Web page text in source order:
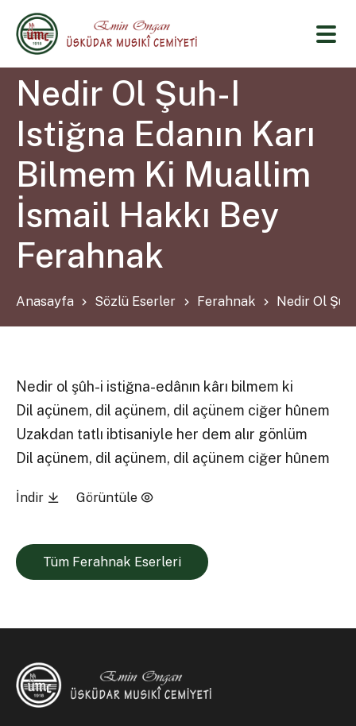
Nedir Ol Şuh-I
Istiğna Edanın Karı
Bilmem Ki Muallim
İsmail Hakkı Bey
Ferahnak
Anasayfa Sözlü Eserler Ferahnak Nedir Ol
Nedir ol şûh-i istiğna-edânın kârı bilmem ki
Dil açünem, dil açünem, dil açünem ciğer hûnem
Uzakdan tatlı ibtisaniyle her dem alır gönlüm
Dil açünem, dil açünem, dil açünem ciğer hûnem
İndir Görüntüle
Tüm Ferahnak Eserleri